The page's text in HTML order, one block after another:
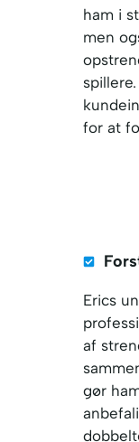
ham i
men
for at
Erics
af
gør